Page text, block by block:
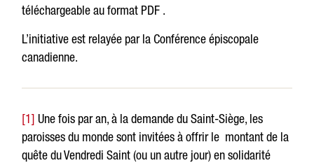
téléchargeable au format PDF .
L’initiative est relayée par la Conférence épiscopale
canadienne.
[1] Une fois par an, à la demande du Saint-Siège, les
paroisses du monde sont invitées à offrir le montant de la
quête du Vendredi Saint (ou un autre jour) en solidarité